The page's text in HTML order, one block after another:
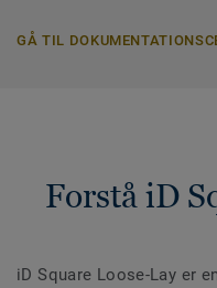
GÅ TIL
Forstå iD
iD Square Loose-Lay er